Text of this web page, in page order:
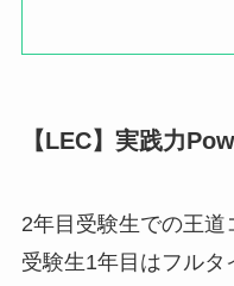
【LEC】実践力
2年目受験生での王道
受験生1年目はフル